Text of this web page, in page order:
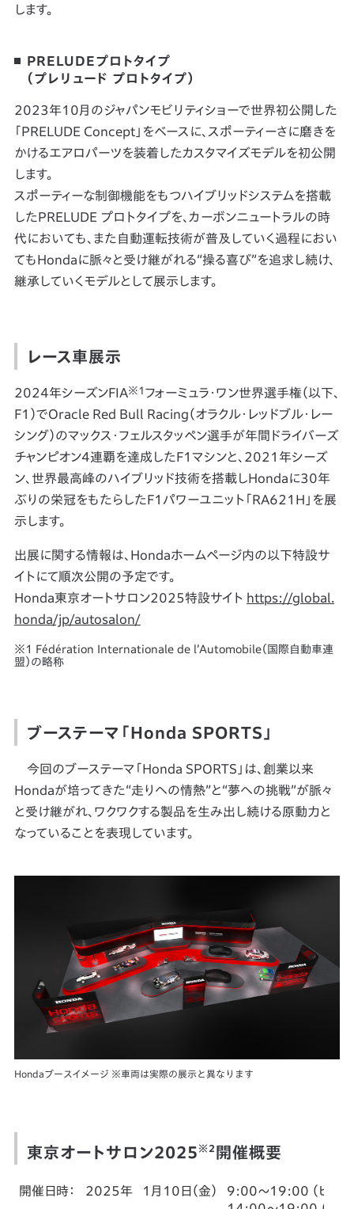
します。
PRELUDEプロトタイプ
（プレリュード プロトタイプ）
2023年10月のジャパンモビリティショーで世界初公開した
「PRELUDE Concept」をベースに、スポーティーさに磨きを
かけるエアロパーツを装着したカスタマイズモデルを初公開
します。
スポーティーな制御機能をもつハイブリッドシステムを搭載
したPRELUDE プロトタイプを、カーボンニュートラルの時
代においても、また自動運転技術が普及していく過程におい
てもHondaに脈々と受け継がれる“操る喜び”を追求し続け、
継承していくモデルとして展示します。
レース車展示
2024年シーズンFIA※1 フォーミュラ・ワン世界選手権（以下、
F1）でOracle Red Bull Racing（オラクル・レッドブル・レー
シング）のマックス・フェルスタッペン選手が年間ドライバーズ
チャンピオン4連覇を達成したF1マシンと、2021年シーズ
ン、世界最高峰のハイブリッド技術を搭載しHondaに30年
ぶりの栄冠をもたらしたF1パワーユニット「RA621H」を展
示します。
出展に関する情報は、Hondaホームページ内の以下特設サ
イトにて順次公開の予定です。
Honda東京オートサロン2025特設サイト https://global.
honda/jp/autosalon/
※1 Fédération Internationale de lʼAutomobile（国際⾃動⾞連
盟）の略称
ブーステーマ「Honda SPORTS」
今回のブーステーマ「Honda SPORTS」は、創業以来
Hondaが培ってきた“走りへの情熱”と“夢への挑戦”が脈々
と受け継がれ、ワクワクする製品を生み出し続ける原動力と
なっていることを表現しています。
Hondaブースイメージ ※車両は実際の展示と異なります
東京オートサロン2025 ※2 開催概要
開催日時： 2025年 1月10日（金）
9:00～19:00 （ビジネ